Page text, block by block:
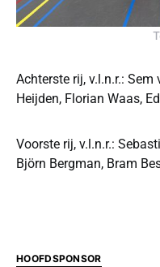
Achterste rij, v.l.n.r.: Sem
Heijden, Florian Waas,
Voorste rij, v.l.n.r.:
Björn Bergman, Bram
HOOFDSPONSOR